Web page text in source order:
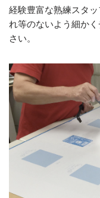
経験豊富な熟練スタ
れ等のないよう細か
さい。